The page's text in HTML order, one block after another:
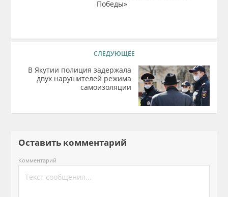
Победы»
СЛЕДУЮЩЕЕ
В Якутии полиция задержала
двух нарушителей режима
самоизоляции
Оставить комментарий
Комментарий